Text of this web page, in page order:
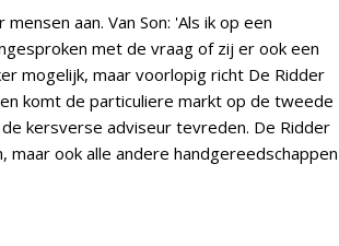
aan. Van Son: 'Als ik op een
met de vraag of zij er ook een
mogelijk, maar voorlopig richt De Ridder
komt de particuliere markt op de tweede
kersverse adviseur tevreden. De Ridder
ook alle andere handgereedschappen